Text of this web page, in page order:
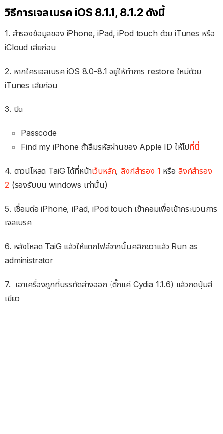
วิธีการเจลเบรค iOS 8.1.1, 8.1.2 ดังนี้
1. สำรองข้อมูลของ iPhone, iPad, iPod touch ด้วย iTunes หรือ
iCloud เสียก่อน
2. หากใครเจลเบรค iOS 8.0-8.1 อยู่ให้ทำการ restore ใหม่ด้วย
iTunes เสียก่อน
3. ปิด
Passcode
Find my iPhone ถ้าลืมรหัสผ่านของ Apple ID ให้ไปที่นี่
4. ดาวน์โหลด TaiG ได้ที่หน้าเว็บหลัก,ลิงก์สำรอง 1 หรือ ลิงก์สำรอง
2(รองรับบน windows เท่านั้น)
5. เชื่อมต่อ iPhone, iPad, iPod touch เข้าคอมเพื่อเข้ากระบวนการ
เจลเบรค
6. หลังโหลด TaiG แล้วให้แตกไฟล์จากนั้นคลิกขวาแล้ว Run as
administrator
7. เอาเครื่องถูกที่บรรทัดล่างออก (ติ๊กแค่ Cydia 1.1.6) แล้วกดปุ่มสี
เขียว